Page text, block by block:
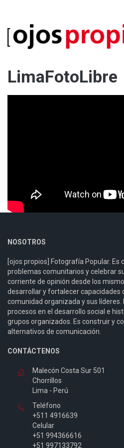
LimaFotoLibre
NOSOTROS
[ojos propios] Fotografía Popular. Es
problemas comunitarios y celebrar
corriente de opinión desde los
desarrollar y fortalecer capacidades
comunidad organizada y sus líderes.
procesos en el desarrollo social e
grupos organizados. Es construir y
alternativos de comunicación.
CONTÁCTENOS
Malecón Costa Sur 501
Chorrillos
Lima - Perú
Teléfono
+511 4916639
Celular
+51 994366616
+51 997133792